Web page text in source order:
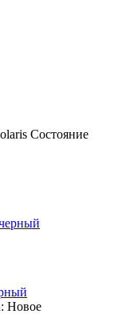
Состояние
Новое